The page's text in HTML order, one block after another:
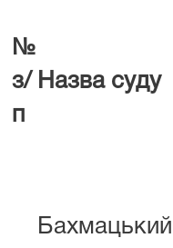
№
з/
п
Назва суду
Бахмацький